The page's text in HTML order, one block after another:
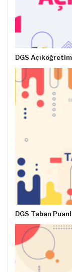
DGS
DGS Taban